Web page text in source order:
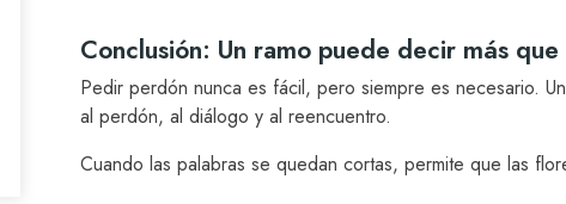
Conclusión: Un ramo puede decir más
Pedir perdón nunca es fácil, pero siempre es necesario.
al perdón, al diálogo y al reencuentro.
Cuando las palabras se quedan cortas, permite que las